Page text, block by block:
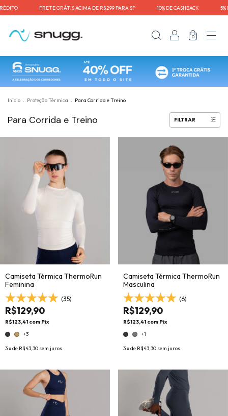
GRÁTIS ACIMA DE R$299 PARA SP⠀⠀⠀⠀⠀⠀10% DE CASHBACK⠀⠀⠀⠀⠀⠀5%
0
Início . Proteção Térmica . Para Corrida e Treino
Para Corrida e Treino FILTRAR
Camiseta Térmica ThermoRun
Feminina
(35)
R$129,90
R$123,41 com Pix
+3
3x de R$43,30 sem juros
Camiseta Térmica ThermoRun
Masculina
(6)
R$129,90
R$123,41 com Pix
+1
3x de R$43,30 sem juros